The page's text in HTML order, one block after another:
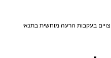
בעקבות הרעה מוחשית בתנאי